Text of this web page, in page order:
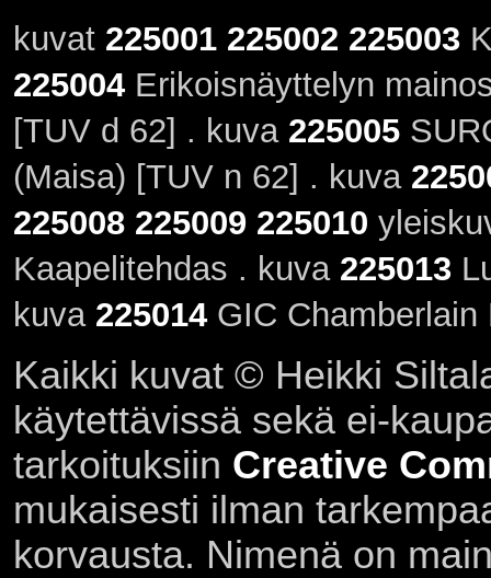
kuvat 225001 225002 225003
225004Erikoisnäyttelyn
[TUV d 62] . kuva 225005
(Maisa) [TUV n 62] . kuva
225008 225009 225010
Kaapelitehdas . kuva 225013
kuva 225014GIC Chamberlain
Kaikki kuvat © Heikki
käytettävissä sekä ei-
tarkoituksiin Creative
mukaisesti ilman
korvausta. Nimenä on